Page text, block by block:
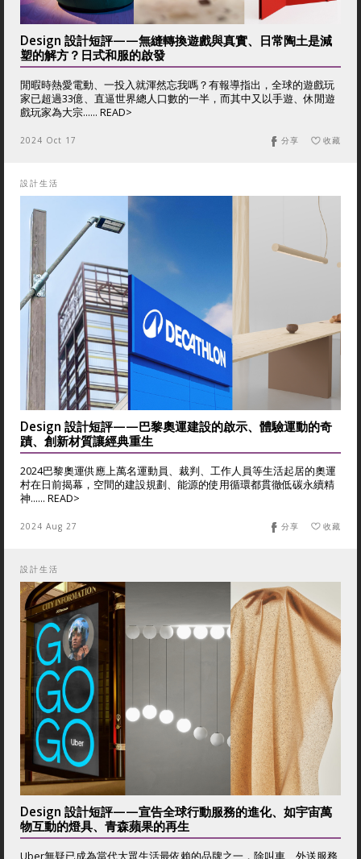
Design 設計短評——無縫轉換遊戲與真實、日常陶土是減
塑的解方？日式和服的啟發
閒暇時熱愛電動、一投入就渾然忘我嗎？有報導指出，全球的遊戲玩
家已超過33億、直逼世界總人口數的一半，而其中又以手遊、休閒遊
戲玩家為大宗...... READ>
2024 Oct 17 收藏
分享
設計生活
Design 設計短評——巴黎奧運建設的啟示、體驗運動的奇
蹟、創新材質讓經典重生
2024巴黎奧運供應上萬名運動員、裁判、工作人員等生活起居的奧運
村在日前揭幕，空間的建設規劃、能源的使用循環都貫徹低碳永續精
神...... READ>
2024 Aug 27 收藏
分享
設計生活
Design 設計短評——宣告全球行動服務的進化、如宇宙萬
物互動的燈具、青森蘋果的再生
Uber無疑已成為當代大眾生活最依賴的品牌之一，除叫車、外送服務